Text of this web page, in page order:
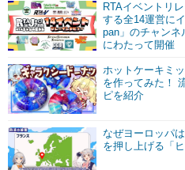
ニコニコQ
RTAイベントリ
する全14運営に
pan」のチャンネ
にわたって開催
ホットケーキミ
を作ってみた！
ピを紹介
なぜヨーロッパ
を押し上げる「